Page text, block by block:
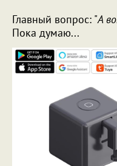
Главный вопрос: "А
Пока думаю...